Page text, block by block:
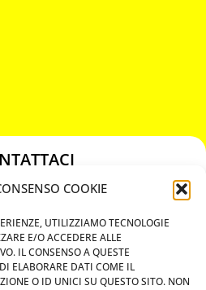
COOKIE
UTILIZZIAMO TECNOLOGIE
E/O ACCEDERE ALLE
IL CONSENSO A QUESTE
ELABORARE DATI COME IL
O ID UNICI SU QUESTO SITO. NON